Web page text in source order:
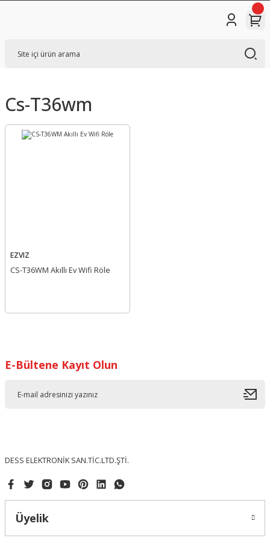
Cs-T36wm
EZVIZ
CS-T36WM Akıllı Ev Wifi Röle
E-Bültene Kayıt Olun
DESS ELEKTRONİK SAN.TİC.LTD.ŞTİ.
Üyelik